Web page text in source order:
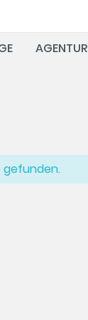
AGENTUR
gefunden.